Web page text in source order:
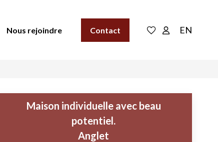
Nous rejoindre Contact EN
Maison individuelle avec beau
potentiel.
Anglet